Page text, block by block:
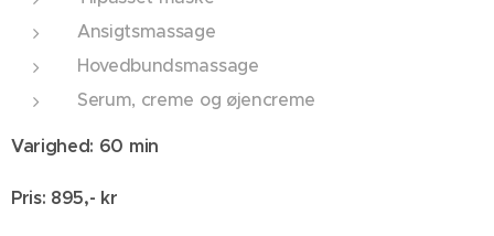
Ansigtsmassage
Hovedbundsmassage
Serum, creme og øjencreme
Varighed: 60 min
Pris: 895,- kr